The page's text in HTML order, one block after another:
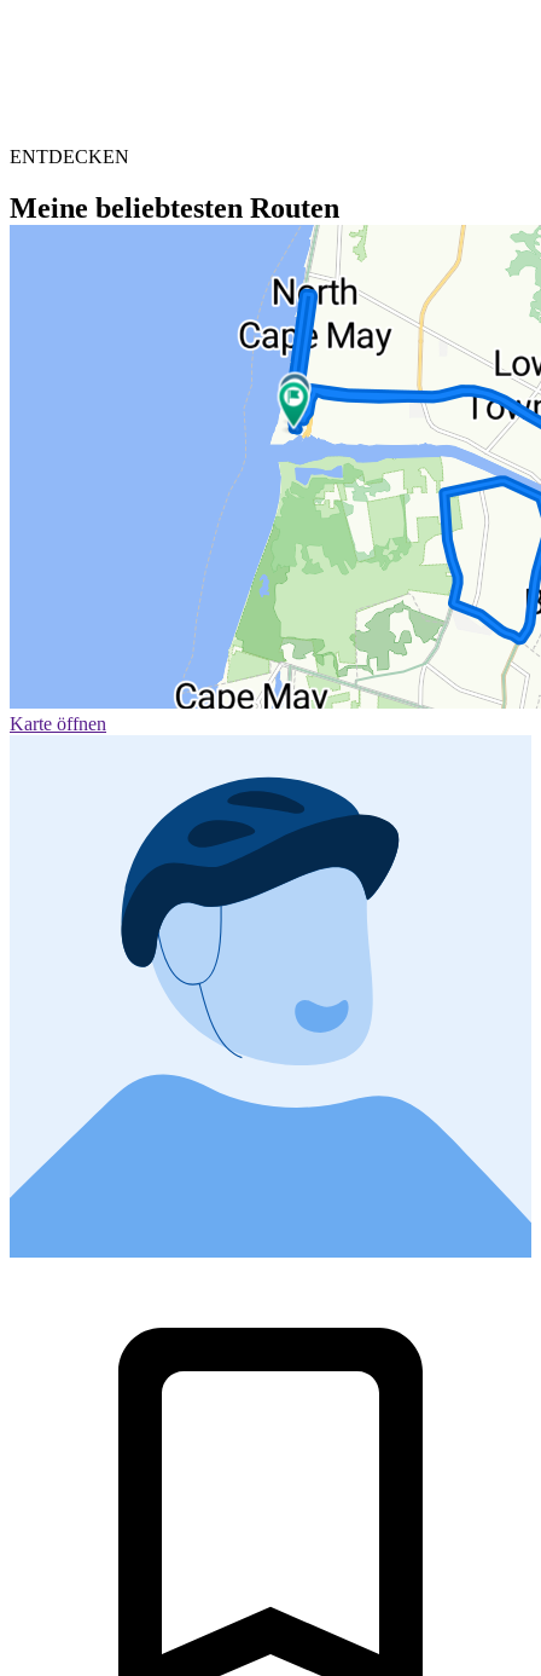
ENTDECKEN
Meine beliebtesten Routen
Karte öffnen